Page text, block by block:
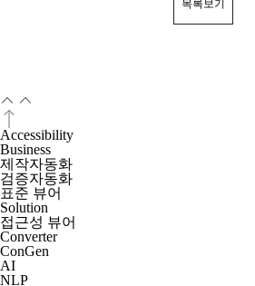
목록보기
Accessibility
Business
제작자동화
검증자동화
표준 뷰어
Solution
접근성 뷰어
Converter
ConGen
AI
NLP